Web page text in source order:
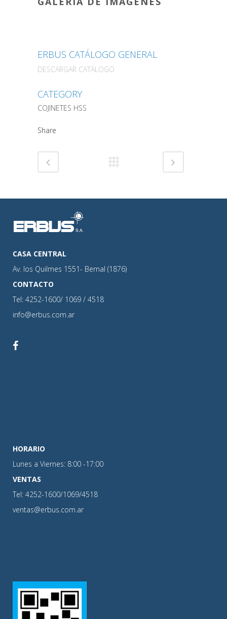
ERBUS CATÁLOGO GENERAL
DESCARGAR CATÁLOGO
CATEGORY
COJINETES HSS
Share
CASA CENTRAL
Av. los Quilmes 1551- Bernal (1876)
CONTACTO
Tel: 4252-1600/ 1069 / 4518
info@erbus.com.ar
HORARIO
Lunes a Viernes: 8:00 -17:00
VENTAS
Tel: 4252-1600/1069/4518
ventas@erbus.com.ar